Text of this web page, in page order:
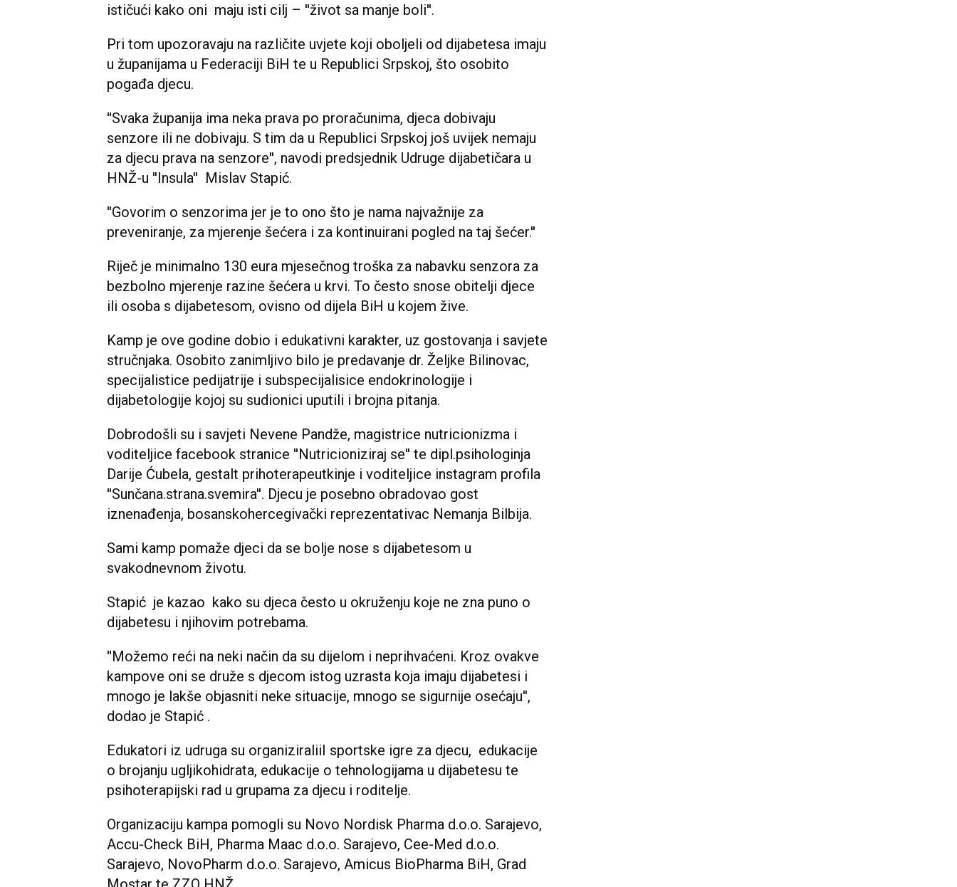
ističući kako oni maju isti cilj – ''život sa manje boli''.
Pri tom upozoravaju na različite uvjete koji oboljeli od dijabetesa imaju
u županijama u Federaciji BiH te u Republici Srpskoj, što osobito
pogađa djecu.
''Svaka županija ima neka prava po proračunima, djeca dobivaju
senzore ili ne dobivaju. S tim da u Republici Srpskoj još uvijek nemaju
za djecu prava na senzore'', navodi predsjednik Udruge dijabetičara u
HNŽ-u ''Insula'' Mislav Stapić.
''Govorim o senzorima jer je to ono što je nama najvažnije za
preveniranje, za mjerenje šećera i za kontinuirani pogled na taj šećer.''
Riječ je minimalno 130 eura mjesečnog troška za nabavku senzora za
bezbolno mjerenje razine šećera u krvi. To često snose obitelji djece
ili osoba s dijabetesom, ovisno od dijela BiH u kojem žive.
Kamp je ove godine dobio i edukativni karakter, uz gostovanja i savjete
stručnjaka. Osobito zanimljivo bilo je predavanje dr. Željke Bilinovac,
specijalistice pedijatrije i subspecijalisice endokrinologije i
dijabetologije kojoj su sudionici uputili i brojna pitanja.
Dobrodošli su i savjeti Nevene Pandže, magistrice nutricionizma i
voditeljice facebook stranice ''Nutricioniziraj se'' te dipl.psihologinja
Darije Ćubela, gestalt prihoterapeutkinje i voditeljice instagram profila
''Sunčana.strana.svemira''. Djecu je posebno obradovao gost
iznenađenja, bosanskohercegivački reprezentativac Nemanja Bilbija.
Sami kamp pomaže djeci da se bolje nose s dijabetesom u
svakodnevnom životu.
Stapić je kazao kako su djeca često u okruženju koje ne zna puno o
dijabetesu i njihovim potrebama.
''Možemo reći na neki način da su dijelom i neprihvaćeni. Kroz ovakve
kampove oni se druže s djecom istog uzrasta koja imaju dijabetesi i
mnogo je lakše objasniti neke situacije, mnogo se sigurnije osećaju'',
dodao je Stapić .
Edukatori iz udruga su organiziraliiI sportske igre za djecu, edukacije
o brojanju ugljikohidrata, edukacije o tehnologijama u dijabetesu te
psihoterapijski rad u grupama za djecu i roditelje.
Organizaciju kampa pomogli su Novo Nordisk Pharma d.o.o. Sarajevo,
Accu-Check BiH, Pharma Maac d.o.o. Sarajevo, Cee-Med d.o.o.
Sarajevo, NovoPharm d.o.o. Sarajevo, Amicus BioPharma BiH, Grad